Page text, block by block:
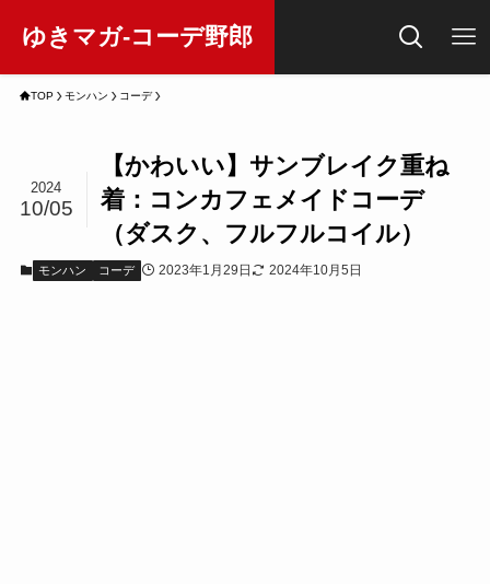
ゆきマガ-コーデ野郎
TOP モンハン コーデ
【かわいい】サンブレイク重ね
着：コンカフェメイドコーデ
（ダスク、フルフルコイル）
2024
10/05
モンハン コーデ 2023年1月29日 2024年10月5日